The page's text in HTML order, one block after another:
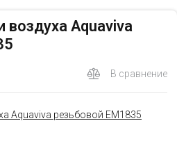
воздуха Aquaviva
В сравнение